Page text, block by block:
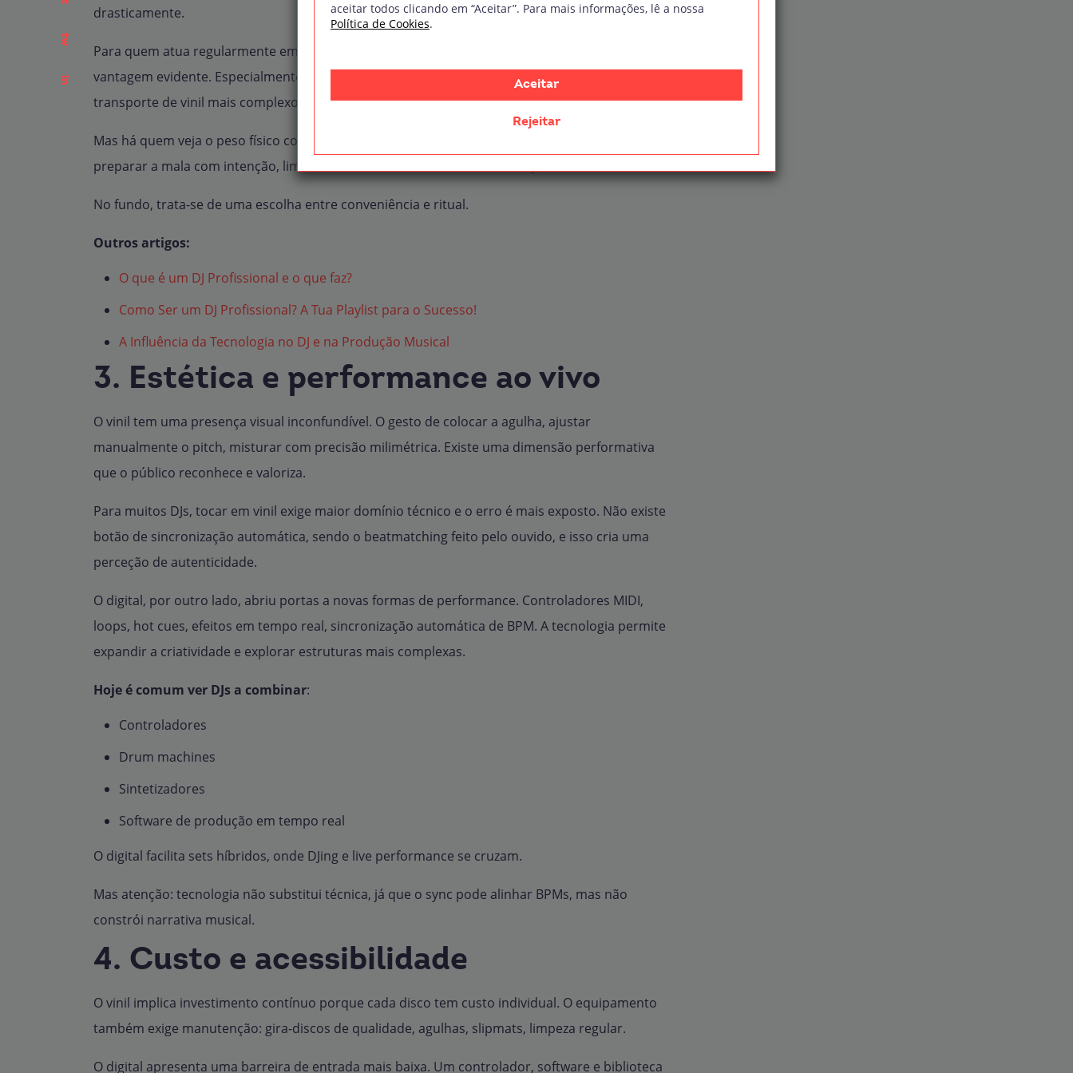
tw
ln
drasticamente.
Para quem atua regularmente em diferentes locais, a praticidade do digital representa uma
vantagem evidente. Especialmente em contextos internacionais, onde viagens aéreas tornam o
transporte de vinil mais complexo e dispendioso.
Mas há quem veja o peso físico como parte da experiência. Escolher discos manualmente,
preparar a mala com intenção, limitar o número de escolhas. Essa limitação cria foco.
No fundo, trata-se de uma escolha entre conveniência e ritual.
Outros artigos:
O que é um DJ Profissional e o que faz?
Como Ser um DJ Profissional? A Tua Playlist para o Sucesso!
A Influência da Tecnologia no DJ e na Produção Musical
3. Estética e performance ao vivo
O vinil tem uma presença visual inconfundível. O gesto de colocar a agulha, ajustar
manualmente o pitch, misturar com precisão milimétrica. Existe uma dimensão performativa
que o público reconhece e valoriza.
Para muitos DJs, tocar em vinil exige maior domínio técnico e o erro é mais exposto. Não existe
botão de sincronização automática, sendo o beatmatching feito pelo ouvido, e isso cria uma
perceção de autenticidade.
O digital, por outro lado, abriu portas a novas formas de performance. Controladores MIDI,
loops, hot cues, efeitos em tempo real, sincronização automática de BPM. A tecnologia permite
expandir a criatividade e explorar estruturas mais complexas.
Hoje é comum ver DJs a combinar:
Controladores
Drum machines
Sintetizadores
Software de produção em tempo real
O digital facilita sets híbridos, onde DJing e live performance se cruzam.
Mas atenção: tecnologia não substitui técnica, já que o sync pode alinhar BPMs, mas não
constrói narrativa musical.
4. Custo e acessibilidade
O vinil implica investimento contínuo porque cada disco tem custo individual. O equipamento
também exige manutenção: gira-discos de qualidade, agulhas, slipmats, limpeza regular.
O digital apresenta uma barreira de entrada mais baixa. Um controlador, software e biblioteca
aceitar todos clicando em “Aceitar”. Para mais informações, lê a nossa
Política de Cookies.
Aceitar
Rejeitar